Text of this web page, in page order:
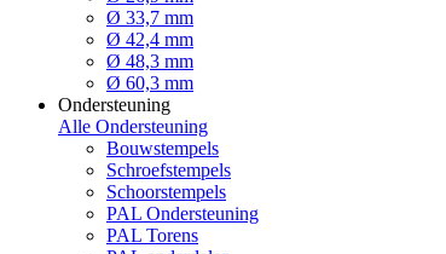
Ø 33,7 mm
Ø 42,4 mm
Ø 48,3 mm
Ø 60,3 mm
Ondersteuning
Alle Ondersteuning
Bouwstempels
Schroefstempels
Schoorstempels
PAL Ondersteuning
PAL Torens